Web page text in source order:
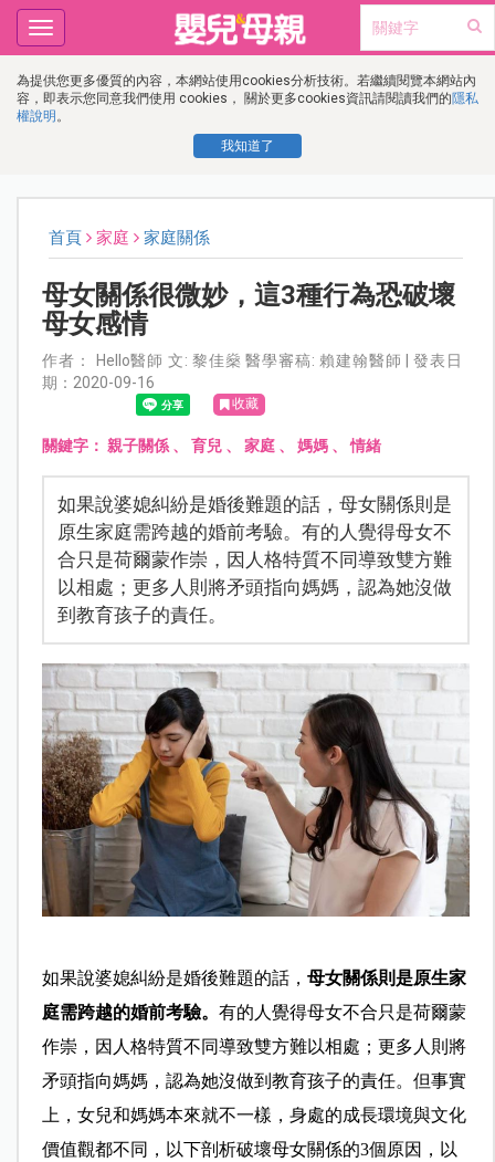
為提供您更多優質的內容，本網站使用cookies分析技術。若繼續閱覽本網站內
容，即表示您同意我們使用 cookies， 關於更多cookies資訊請閱讀我們的隱私
權說明 。
我知道了
Toggle
navigation
首頁 家庭 家庭關係
母女關係很微妙，這3種行為恐破壞
母女感情
作者： Hello醫師 文: 黎佳燊 醫學審稿: 賴建翰醫師 | 發表日
期：2020-09-16
收藏
關鍵字： 親子關係、 育兒、 家庭、 媽媽、情緒
如果說婆媳糾紛是婚後難題的話，母女關係則是
原生家庭需跨越的婚前考驗。有的人覺得母女不
合只是荷爾蒙作崇，因人格特質不同導致雙方難
以相處；更多人則將矛頭指向媽媽，認為她沒做
到教育孩子的責任。
如果說婆媳糾紛是婚後難題的話， 母女關係則是原生家
庭需跨越的婚前考驗。 有的人覺得母女不合只是荷爾蒙
作崇，因人格特質不同導致雙方難以相處；更多人則將
矛頭指向媽媽，認為她沒做到教育孩子的責任。但事實
上，女兒和媽媽本來就不一樣，身處的成長環境與文化
價值觀都不同，以下剖析破壞母女關係的3個原因，以